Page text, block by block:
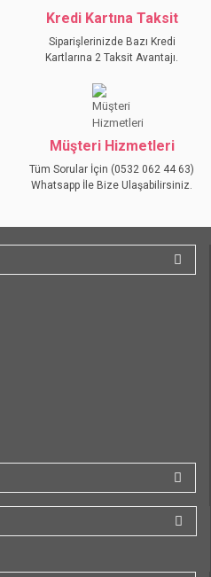
Kredi Kartına Taksit
Siparişlerinizde Bazı Kredi
Kartlarına 2 Taksit Avantajı.
Müşteri Hizmetleri
Tüm Sorular İçin (0532 062 44 63)
Whatsapp İle Bize Ulaşabilirsiniz.